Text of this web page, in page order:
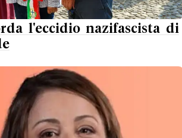
l'eccidio nazifascista di